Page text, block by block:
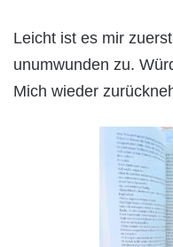
Leicht ist es mir
unumwunden zu.
Mich wieder